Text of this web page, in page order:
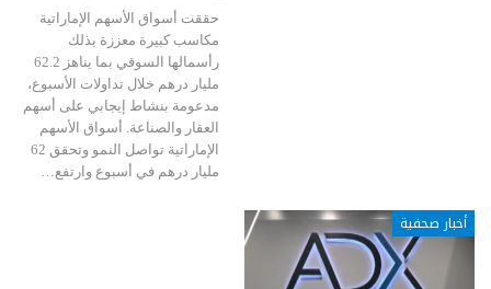
حققت أسواق الأسهم الإماراتية
مكاسب كبيرة معززة بذلك
رأسمالها السوقي بما يناهز 62.2
مليار درهم خلال تداولات الأسبوع،
مدعومة بنشاط إيجابي على أسهم
العقار والصناعة. أسواق الأسهم
الإماراتية تواصل النمو وتحقق 62
مليار درهم في أسبوع وارتفع…
أخبار صحفية